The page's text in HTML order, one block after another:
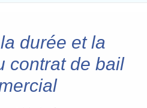
durée et la
contrat de bail